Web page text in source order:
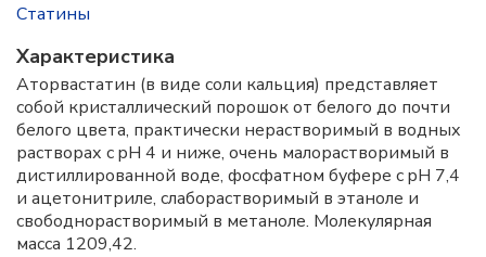
Статины
Характеристика
Аторвастатин (в виде соли кальция) представляет
собой кристаллический порошок от белого до почти
белого цвета, практически нерастворимый в водных
растворах с pH 4 и ниже, очень малорастворимый в
дистиллированной воде, фосфатном буфере с pH 7,4
и ацетонитриле, слаборастворимый в этаноле и
свободнорастворимый в метаноле. Молекулярная
масса 1209,42.